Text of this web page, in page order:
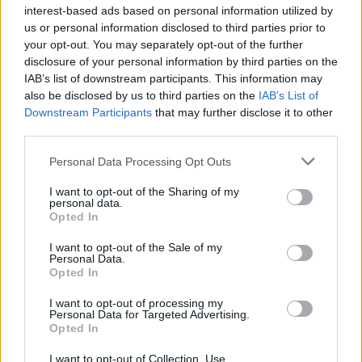
interest-based ads based on personal information utilized by
us or personal information disclosed to third parties prior to
your opt-out. You may separately opt-out of the further
disclosure of your personal information by third parties on the
IAB’s list of downstream participants. This information may
also be disclosed by us to third parties on the IAB’s List of
Downstream Participants that may further disclose it to other
Personal Data Processing Opt Outs
I want to opt-out of the Sharing of my
personal data.
Opted In
I want to opt-out of the Sale of my
Personal Data.
Opted In
I want to opt-out of processing my
Personal Data for Targeted Advertising.
Opted In
I want to opt-out of Collection, Use,
για επιστράτευση ‑ Τι είναι το
«busification»
ΣΉΜΕΡΑ
Βίντεο που φέρεται να δείχνει βίαιη
μεταφορά άνδρα για στρατιωτική
επιστράτευση στην Ουκρανία
επαναφέρει τη συζήτηση για το λεγόμενο
Ουκρανία: Βίντεο σοκ με
19χρονο να οδηγείται με τη βία
για επιστράτευση ‑ Τι είναι το
«busification»
Βίντεο που φέρεται να δείχνει βίαιη
μεταφορά άνδρα για στρατιωτική
Πάρο: 4χρονος έχασε τη ζωή
Βούτηξε ο μπάρμαν για να τον